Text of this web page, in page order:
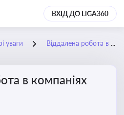
ВХІД ДО LIGA360
уваги Віддалена робота в компаніях
в компаніях